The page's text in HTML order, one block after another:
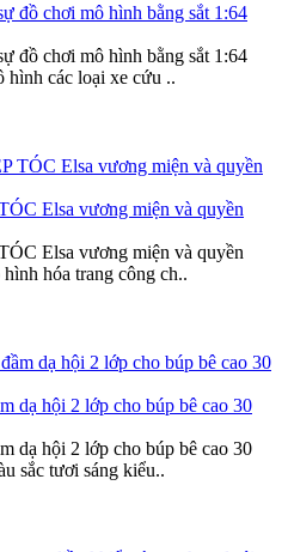
đồ chơi mô hình bằng sắt 1:64
đồ chơi mô hình bằng sắt 1:64
hình các loại xe cứu ..
Elsa vương miện và quyền
Elsa vương miện và quyền
hóa trang công ch..
dạ hội 2 lớp cho búp bê cao 30
dạ hội 2 lớp cho búp bê cao 30
sắc tươi sáng kiểu..